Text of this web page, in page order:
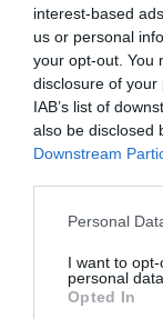
interest-based
us or personal
your opt-out. You
disclosure of
IAB’s list of
also be disclosed
Downstream
Please note that
not limited to
grant or deny
use your data for
Personal
I want to
personal data.
Opted In